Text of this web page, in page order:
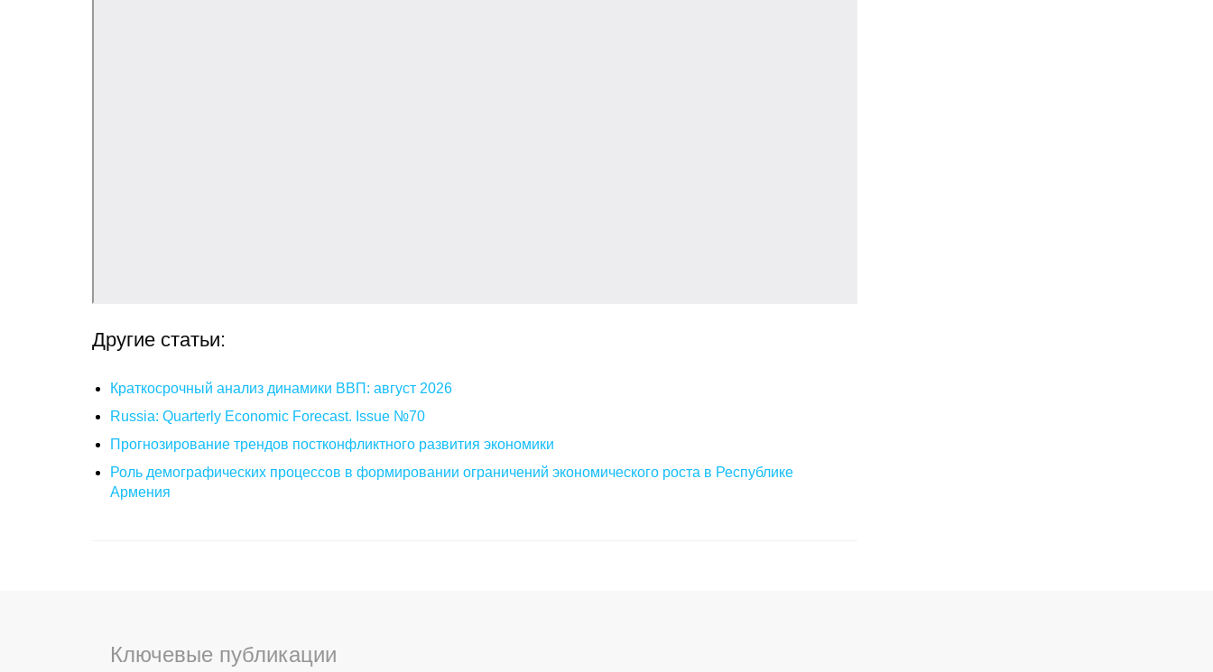
Другие статьи:
Краткосрочный анализ динамики ВВП: август 2026
Russia: Quarterly Economic Forecast. Issue №70
Прогнозирование трендов постконфликтного развития экономики
Роль демографических процессов в формировании ограничений экономического роста в Республике
Армения
Ключевые публикации